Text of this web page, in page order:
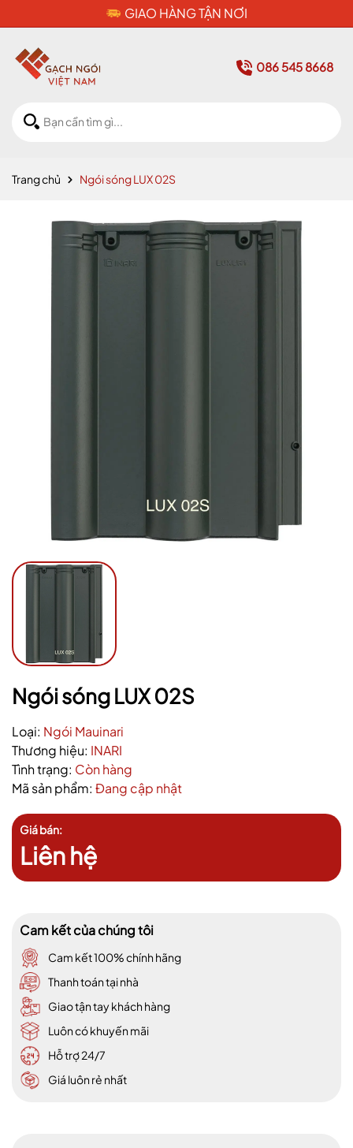
CAM KẾT HÀNG CHÍNH HÃNG
086 545 8668
Trang chủ Ngói sóng LUX 02S
Ngói sóng LUX 02S
Loại: Ngói Mauinari
Thương hiệu: INARI
Tình trạng: Còn hàng
Mã sản phẩm: Đang cập nhật
Giá bán:
Liên hệ
Cam kết của chúng tôi
Cam kết 100% chính hãng
Thanh toán tại nhà
Giao tận tay khách hàng
Luôn có khuyến mãi
Hỗ trợ 24/7
Giá luôn rẻ nhất